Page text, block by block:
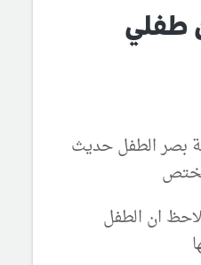
طفلي
بصر الطفل حديث
ان الطفل